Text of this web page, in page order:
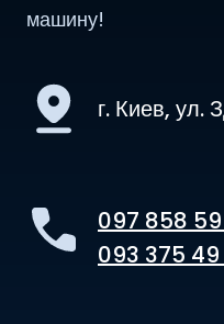
машину!
г. Киев, ул.
097 858
093 375